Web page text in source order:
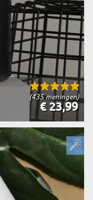
(435 meningen)
€ 23,99